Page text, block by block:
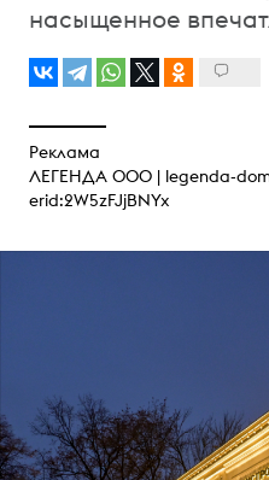
насыщенное
Реклама
ЛЕГЕНДА ООО | legenda-
erid:2W5zFJjBNYx